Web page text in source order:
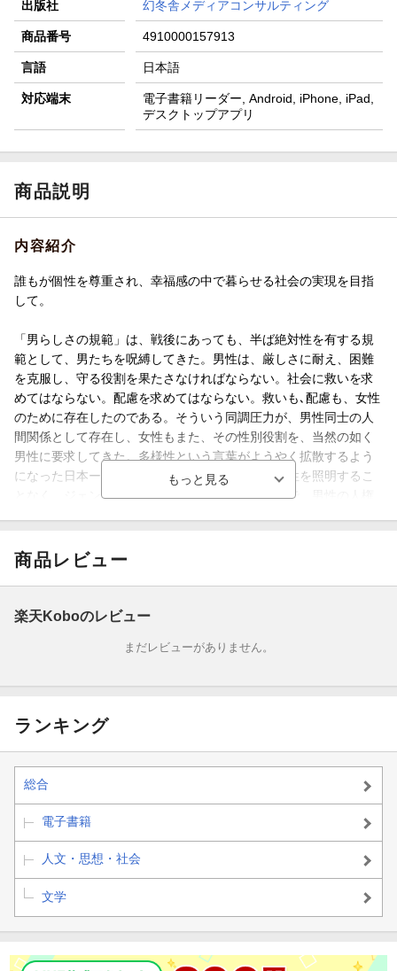
出版社 幻冬舎メディアコンサルティング
商品番号 4910000157913
言語 日本語
対応端末
電子書籍リーダー, Android, iPhone, iPad,
デスクトップアプリ
商品説明
内容紹介
誰もが個性を尊重され、幸福感の中で暮らせる社会の実現を目指
して。
「男らしさの規範」は、戦後にあっても、半ば絶対性を有する規
範として、男たちを呪縛してきた。男性は、厳しさに耐え、困難
を克服し、守る役割を果たさなければならない。社会に救いを求
めてはならない。配慮を求めてはならない。救いも､配慮も、女性
のために存在したのである。そういう同調圧力が、男性同士の人
間関係として存在し、女性もまた、その性別役割を、当然の如く
男性に要求してきた。多様性という言葉がようやく拡散するよう
になった日本ーー。しかし社会は今も男性の多様性を照明するこ
となく、ジェンダーバイアスと女性優遇の支配下で、男性の人権
商品レビュー
楽天Koboのレビュー
まだレビューがありません。
ランキング
総合
電子書籍
人文・思想・社会
文学